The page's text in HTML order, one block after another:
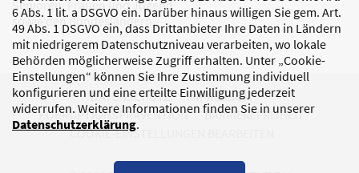
6 Abs. 1 lit. a DSGVO ein. Darüber hinaus willigen Sie gem. Art.
49 Abs. 1 DSGVO ein, dass Drittanbieter Ihre Daten in Ländern
mit niedrigerem Datenschutzniveau verarbeiten, wo lokale
Behörden möglicherweise Zugriff erhalten. Unter „Cookie-
Einstellungen“ können Sie Ihre Zustimmung individuell
konfigurieren und eine erteilte Einwilligung jederzeit
widerrufen. Weitere Informationen finden Sie in unserer
Datenschutzerklärung.
Senioren, Frauen und Jugend
sowie den Bundesländern.
DATENSCHUTZ
IMPRESSUM
KORRUPTIONSPRÄVENTION
BARRIEREFREIHEIT
COOKIE-EINSTELLUNGEN BEARBEITEN